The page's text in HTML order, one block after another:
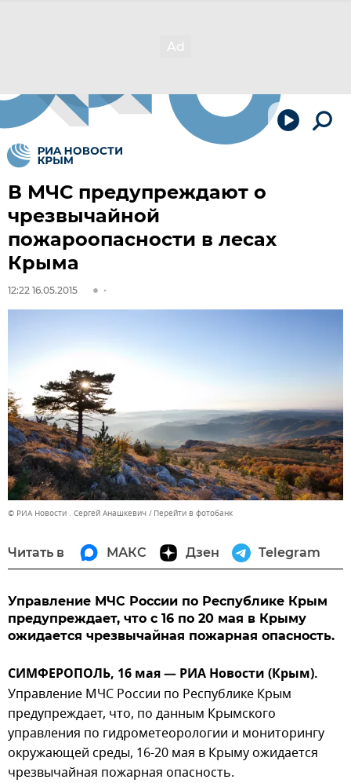
В МЧС предупреждают о
чрезвычайной
пожароопасности в лесах
Крыма
12:22 16.05.2015
© РИА Новости . Сергей Анашкевич Перейти в фотобанк
Читать в МАКС Дзен Telegram
Управление МЧС России по Республике Крым
предупреждает, что с 16 по 20 мая в Крыму
ожидается чрезвычайная пожарная опасность.
СИМФЕРОПОЛЬ, 16 мая — РИА Новости (Крым).
Управление МЧС России по Республике Крым
предупреждает, что, по данным Крымского
управления по гидрометеорологии и мониторингу
окружающей среды, 16-20 мая в Крыму ожидается
чрезвычайная пожарная опасность.